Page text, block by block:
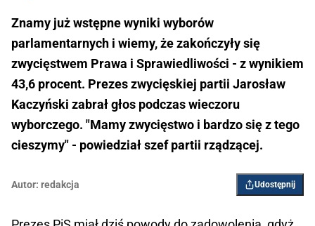
Znamy już wstępne wyniki wyborów
parlamentarnych i wiemy, że zakończyły się
zwycięstwem Prawa i Sprawiedliwości - z wynikiem
43,6 procent. Prezes zwycięskiej partii Jarosław
Kaczyński zabrał głos podczas wieczoru
wyborczego. "Mamy zwycięstwo i bardzo się z tego
cieszymy" - powiedział szef partii rządzącej.
Autor: redakcja Udostępnij